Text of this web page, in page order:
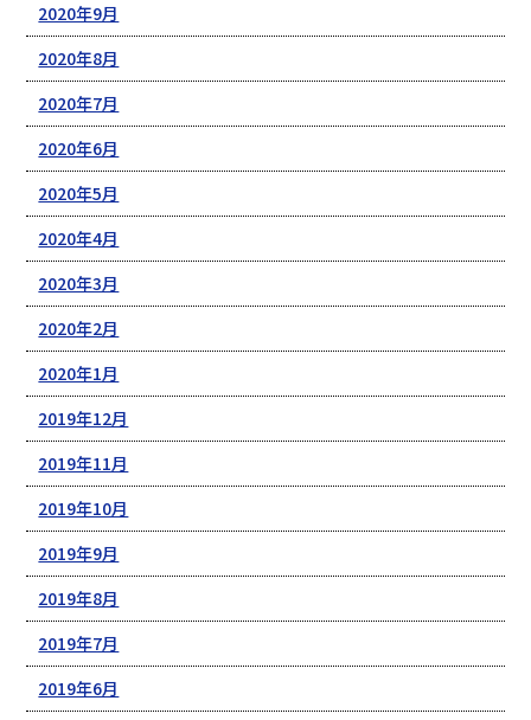
2020年9月
2020年8月
2020年7月
2020年6月
2020年5月
2020年4月
2020年3月
2020年2月
2020年1月
2019年12月
2019年11月
2019年10月
2019年9月
2019年8月
2019年7月
2019年6月